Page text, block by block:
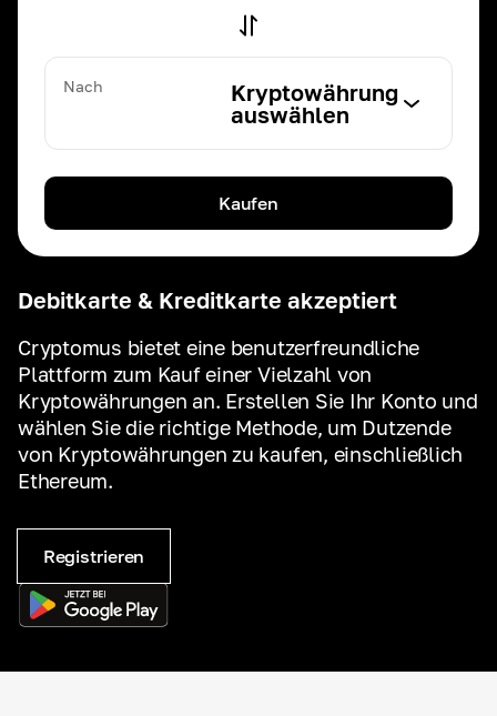
Debitkarte & Kreditkarte akzeptiert
Cryptomus bietet eine benutzerfreundliche
Plattform zum Kauf einer Vielzahl von
Kryptowährungen an. Erstellen Sie Ihr Konto und
wählen Sie die richtige Methode, um Dutzende
von Kryptowährungen zu kaufen, einschließlich
Ethereum.
Registrieren
Nach
Kryptowährung
auswählen
Kaufen